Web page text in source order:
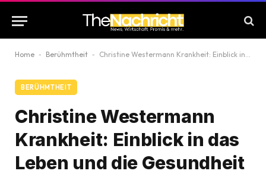
Home - Berühmtheit - Christine Westermann Krankheit: Einblick in das Leben und die Gesundheit der Moderatorin
BERÜHMTHEIT
Christine Westermann
Krankheit: Einblick in das
Leben und die Gesundheit